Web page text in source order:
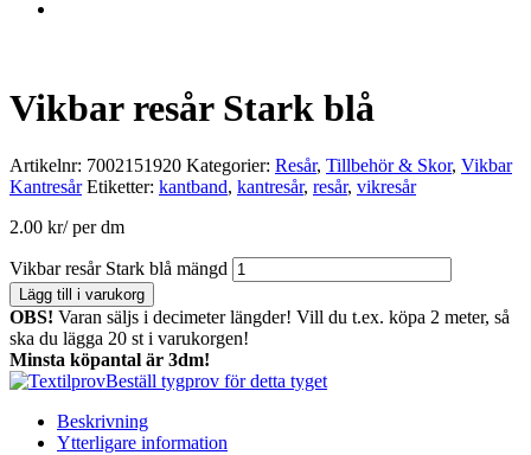
Vikbar resår Stark blå
Artikelnr: 7002151920 Kategorier: Resår, Tillbehör & Skor, Vikbar
Kantresår Etiketter: kantband, kantresår, resår, vikresår
2.00 kr/ per dm
Vikbar resår Stark blå mängd
Lägg till i varukorg
OBS! Varan säljs i decimeter längder! Vill du t.ex. köpa 2 meter, så
ska du lägga 20 st i varukorgen!
Minsta köpantal är 3dm!
Beställ tygprov för detta tyget
Beskrivning
Ytterligare information